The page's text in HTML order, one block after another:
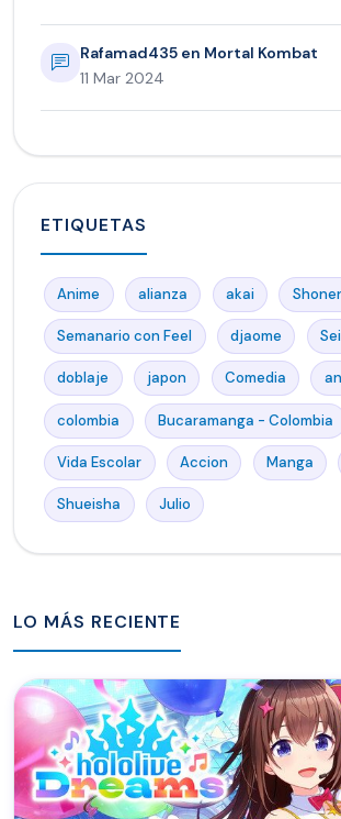
LO MÁS RECIENTE
Rafamad435 en Mortal Kombat
11 Mar 2024
ETIQUETAS
Anime alianza akai
Semanario con Feel djaome
doblaje japon Comedia
colombia Bucaramanga - Colombia
Vida Escolar Accion Manga
Shueisha Julio